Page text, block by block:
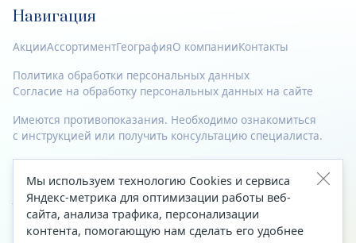
Навигация
АкцииАссортиментГеографияО компанииКонтакты
Политика обработки персональных данных
Согласие на обработку персональных данных на сайте
Имеются противопоказания. Необходимо ознакомиться
с инструкцией или получить консультацию специалиста.
© 2023—2026 Все права защищены.
Адрес
Архангельск, ул. Папанина, д. 19 (вход в здание со стороны
Мы используем технологию Cookies и сервиса
Яндекс-метрика для оптимизации работы веб-
сайта, анализа трафика, персонализации
контента, помогающую нам сделать его удобнее